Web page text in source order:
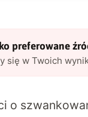
preferowane
się w Twoich
o